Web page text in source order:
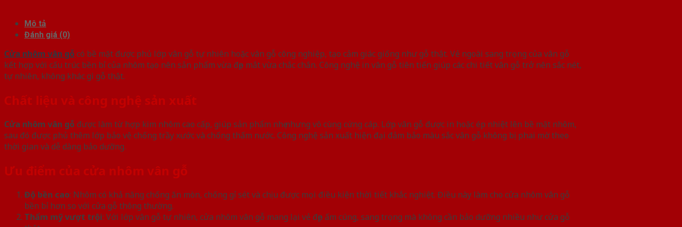
Mô tả
Đánh giá (0)
Cửa nhôm vân gỗcó bề mặt được phủ lớp vân gỗ tự nhiên hoặc vân gỗ công nghiệp, tạo cảm giác giống như gỗ thật. Vẻ ngoài sang trọng của vân gỗ
kết hợp với cấu trúc bền bỉ của nhôm tạo nên sản phẩm vừa đẹp mắt vừa chắc chắn. Công nghệ in vân gỗ tiên tiến giúp các chi tiết vân gỗ trở nên sắc nét,
tự nhiên, không khác gì gỗ thật.
Chất liệu và công nghệ sản xuất
Cửa nhôm vân gỗ được làm từ hợp kim nhôm cao cấp, giúp sản phẩm nhẹ nhưng vô cùng cứng cáp. Lớp vân gỗ được in hoặc ép nhiệt lên bề mặt nhôm,
sau đó được phủ thêm lớp bảo vệ chống trầy xước và chống thấm nước. Công nghệ sản xuất hiện đại đảm bảo màu sắc vân gỗ không bị phai mờ theo
thời gian và dễ dàng bảo dưỡng.
Ưu điểm của cửa nhôm vân gỗ
Độ bền cao: Nhôm có khả năng chống ăn mòn, chống gỉ sét và chịu được mọi điều kiện thời tiết khắc nghiệt. Điều này làm cho cửa nhôm vân gỗ
bền bỉ hơn so với cửa gỗ thông thường.
Thẩm mỹ vượt trội: Với lớp vân gỗ tự nhiên, cửa nhôm vân gỗ mang lại vẻ đẹp ấm cúng, sang trọng mà không cần bảo dưỡng nhiều như cửa gỗ